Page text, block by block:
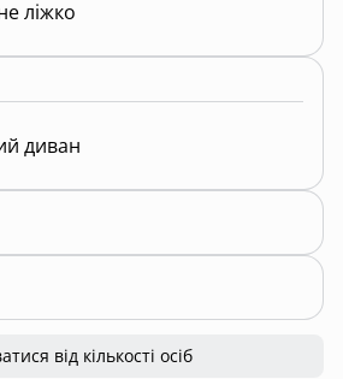
ліжко
диван
від кількості осіб